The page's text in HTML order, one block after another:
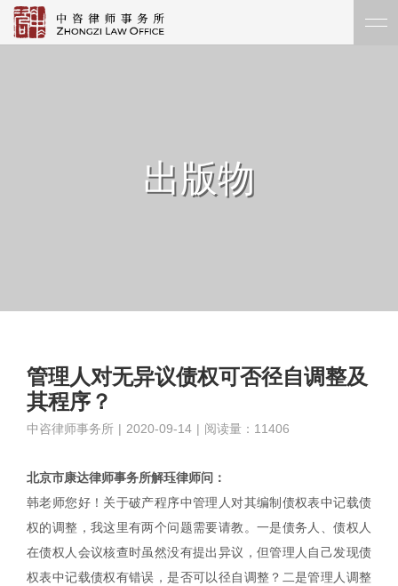
出版物
管理人对无异议债权可否径自调整及
其程序？
中咨律师事务所 | 2020-09-14 | 阅读量：11406
北京市康达律师事务所解珏律师问：
韩老师您好！关于破产程序中管理人对其编制债权表中记载债
权的调整，我这里有两个问题需要请教。一是债务人、债权人
在债权人会议核查时虽然没有提出异议，但管理人自己发现债
权表中记载债权有错误，是否可以径自调整？二是管理人调整